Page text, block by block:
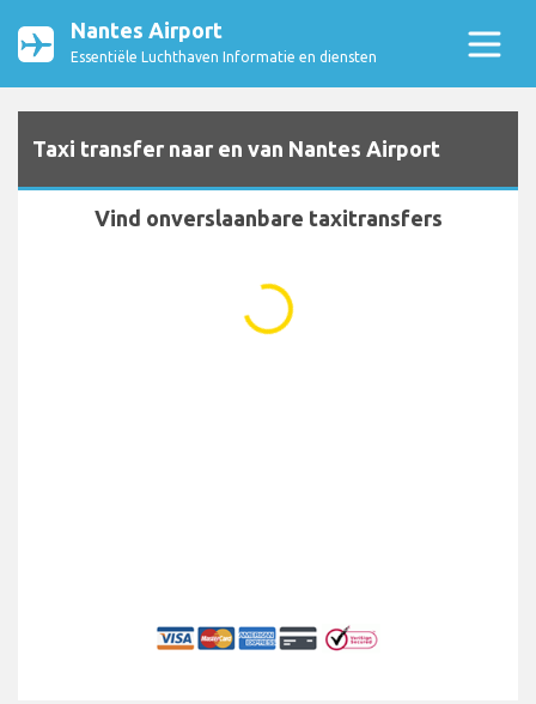
Nantes Airport
Essentiële Luchthaven Informatie en diensten
Taxi transfer naar en van Nantes Airport
Vind onverslaanbare taxitransfers